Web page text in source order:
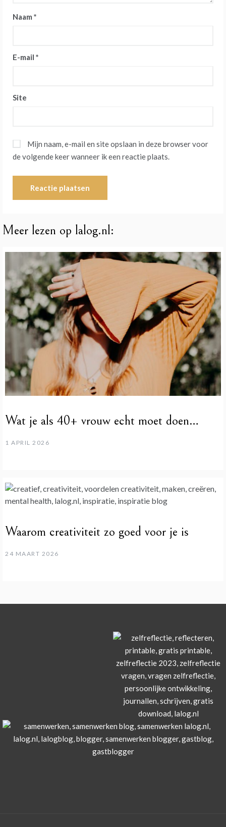
Naam *
E-mail *
Site
Mijn naam, e-mail en site opslaan in deze browser voor
de volgende keer wanneer ik een reactie plaats.
Meer lezen op lalog.nl:
Wat je als 40+ vrouw echt moet doen…
1 APRIL 2026
Waarom creativiteit zo goed voor je is
24 MAART 2026